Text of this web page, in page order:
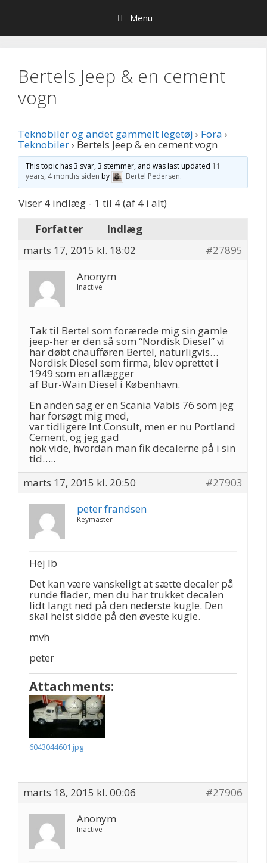
indhold
Menu
Bertels Jeep & en cement
vogn
Teknobiler og andet gammelt legetøj › Fora ›
Teknobiler› Bertels Jeep & en cement vogn
This topic has 3 svar, 3 stemmer, and was last updated 11
years, 4 months siden by Bertel Pedersen.
Viser 4 indlæg - 1 til 4 (af 4 i alt)
Forfatter
Indlæg
marts 17, 2015 kl. 18:02
#27895
Anonym
Inactive
Tak til Bertel som forærede mig sin gamle
jeep-her er den så som “Nordisk Diesel” vi
har døbt chaufføren Bertel, naturligvis…
Nordisk Diesel som firma, blev oprettet i
1949 som en aflægger
af Bur-Wain Diesel i København.
En anden sag er en Scania Vabis 76 som jeg
har forsøgt mig med,
var tidligere Int.Consult, men er nu Portland
Cement, og jeg gad
nok vide, hvordan man fik decalerne på i sin
tid…..
marts 17, 2015 kl. 20:50
#27903
peter frandsen
Keymaster
Hej Ib
Det kan være vanskeligt at sætte decaler på
runde flader, men du har trukket decalen
lidt langt ned på den nederste kugle. Den
skal helst sidde på den øveste kugle.
mvh
peter
Attachments:
6043044601.jpg
marts 18, 2015 kl. 00:06
#27906
Anonym
Inactive